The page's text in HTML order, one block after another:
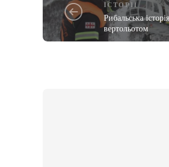
ІСТОРІЇ
Рибальська
вертольотом